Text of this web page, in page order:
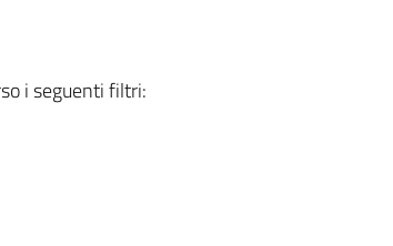
i seguenti filtri: